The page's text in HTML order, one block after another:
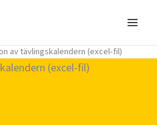
av tävlingskalendern (excel-fil)
(excel-fil)